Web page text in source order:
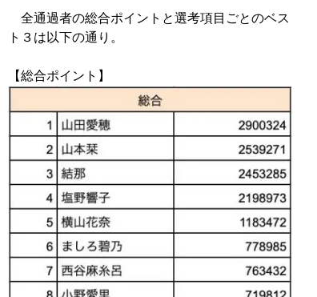
全通過者の総合ポイントと選考項目ごとのベス
ト３は以下の通り。